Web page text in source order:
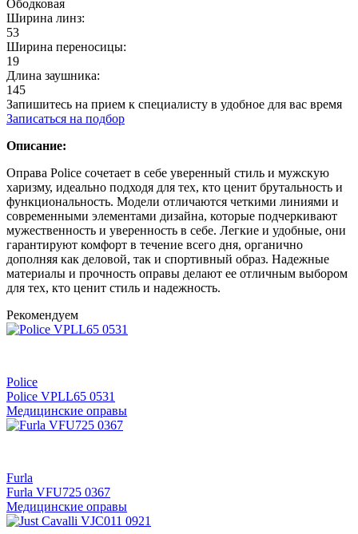
Ободковая
Ширина линз:
53
Ширина переносицы:
19
Длина заушника:
145
Запишитесь на прием к специалисту в удобное для вас время
Записаться на подбор
Описание:
Оправа Police сочетает в себе уверенный стиль и мужскую
харизму, идеально подходя для тех, кто ценит брутальность и
функциональность. Модели отличаются четкими линиями и
современными элементами дизайна, которые подчеркивают
мужественность и уверенность в себе. Легкие и удобные, они
гарантируют комфорт в течение всего дня, органично
дополняя как деловой, так и спортивный образ. Надежные
материалы и прочность оправы делают ее отличным выбором
для тех, кто ценит стиль и надежность.
Рекомендуем
Police
Police VPLL65 0531
Медицинские оправы
Furla
Furla VFU725 0367
Медицинские оправы